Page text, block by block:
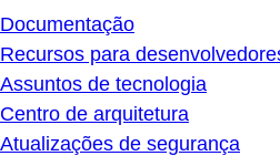
Documentação
Recursos para
Assuntos de tecnologia
Centro de arquitetura
Atualizações de segurança